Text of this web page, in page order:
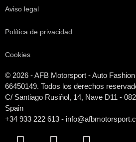
Aviso legal
Política de privacidad
Cookies
© 2026 - AFB Motorsport - Auto
66450149. Todos los derechos
C/ Santiago Rusiñol, 14, Nave D11 -
Spain
+34 933 222 613 -